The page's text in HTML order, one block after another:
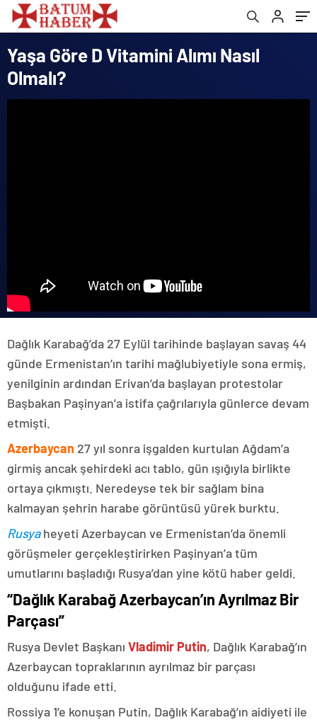
Yaşa Göre D Vitamini Alımı Nasıl
Olmalı?
Dağlık Karabağ’da 27 Eylül tarihinde başlayan savaş 44
günde Ermenistan’ın tarihi mağlubiyetiyle sona ermiş,
yenilginin ardından Erivan’da başlayan protestolar
Başbakan Paşinyan’a istifa çağrılarıyla günlerce devam
etmişti.
Azerbaycan 27 yıl sonra işgalden kurtulan Ağdam’a
girmiş ancak şehirdeki acı tablo, gün ışığıyla birlikte
ortaya çıkmıştı. Neredeyse tek bir sağlam bina
kalmayan şehrin harabe görüntüsü yürek burktu.
Rusyaheyeti Azerbaycan ve Ermenistan’da önemli
görüşmeler gerçekleştirirken Paşinyan’a tüm
umutlarını başladığı Rusya’dan yine kötü haber geldi.
“Dağlık Karabağ Azerbaycan’ın Ayrılmaz Bir
Parçası”
Rusya Devlet Başkanı Vladimir Putin, Dağlık Karabağ’ın
Azerbaycan topraklarının ayrılmaz bir parçası
olduğunu ifade etti.
Rossiya 1’e konuşan Putin, Dağlık Karabağ’ın aidiyeti ile